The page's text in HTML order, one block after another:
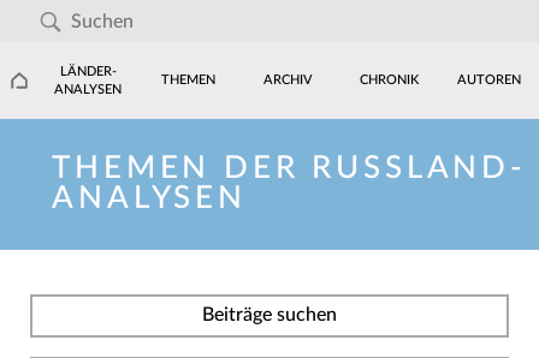
LÄNDER-
ANALYSEN
THEMEN ARCHIV CHRONIK AUTOREN
THEMEN DER RUSSLAND-
ANALYSEN
Beiträge suchen